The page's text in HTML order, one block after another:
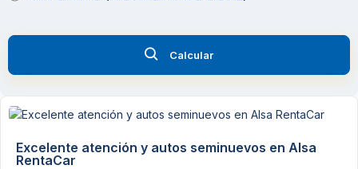
Calcular
Excelente atención y autos seminuevos en Alsa
RentaCar